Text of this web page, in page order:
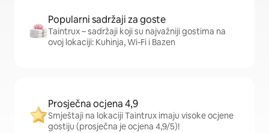
Popularni sadržaji za goste
Taintrux – sadržaji koji su najvažniji gostima na
ovoj lokaciji: Kuhinja, Wi-Fi i Bazen
Prosječna ocjena 4,9
Smještaji na lokaciji Taintrux imaju visoke ocjene
gostiju (prosječna je ocjena 4,9/5)!